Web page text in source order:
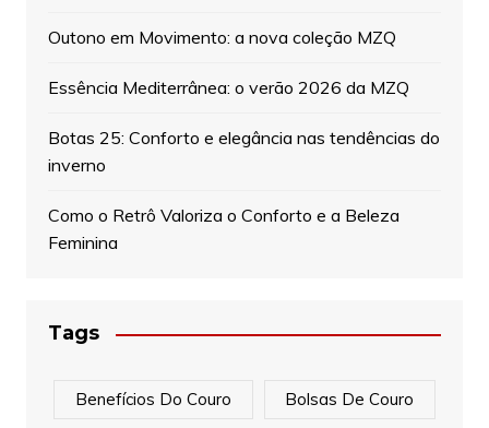
Outono em Movimento: a nova coleção MZQ
Essência Mediterrânea: o verão 2026 da MZQ
Botas 25: Conforto e elegância nas tendências do
inverno
Como o Retrô Valoriza o Conforto e a Beleza
Feminina
Tags
Benefícios Do Couro Bolsas De Couro